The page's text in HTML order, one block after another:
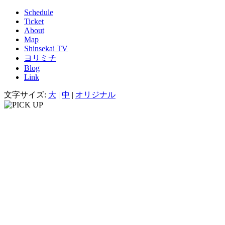
Schedule
Ticket
About
Map
Shinsekai TV
ヨリミチ
Blog
Link
文字サイズ: 大 | 中 | オリジナル